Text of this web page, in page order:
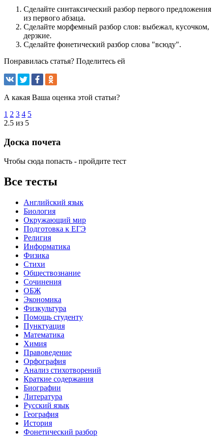
Сделайте синтаксический разбор первого предложения
из первого абзаца.
Сделайте морфемный разбор слов: выбежал, кусочком,
дерзкие.
Сделайте фонетический разбор слова "всюду".
Понравилась статья? Поделитесь ей
А какая Ваша оценка этой статьи?
1 2 3 4 5
2.5 из 5
Доска почета
Чтобы сюда попасть - пройдите тест
Все тесты
Английский язык
Биология
Окружающий мир
Подготовка к ЕГЭ
Религия
Информатика
Физика
Стихи
Обществознание
Сочинения
ОБЖ
Экономика
Физкультура
Помощь студенту
Пунктуация
Математика
Химия
Правоведение
Орфография
Анализ стихотворений
Краткие содержания
Биографии
Литература
Русский язык
География
История
Фонетический разбор